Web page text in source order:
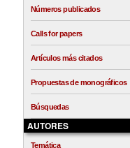
Números publicados
Calls for papers
Artículos más citados
Propuestas de monográficos
Búsquedas
AUTORES
Temática